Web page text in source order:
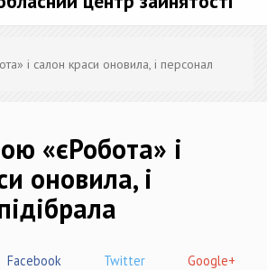
і салон краси оновила, і персонал
«єРобота» і
оновила, і
Facebook Twitter Google+